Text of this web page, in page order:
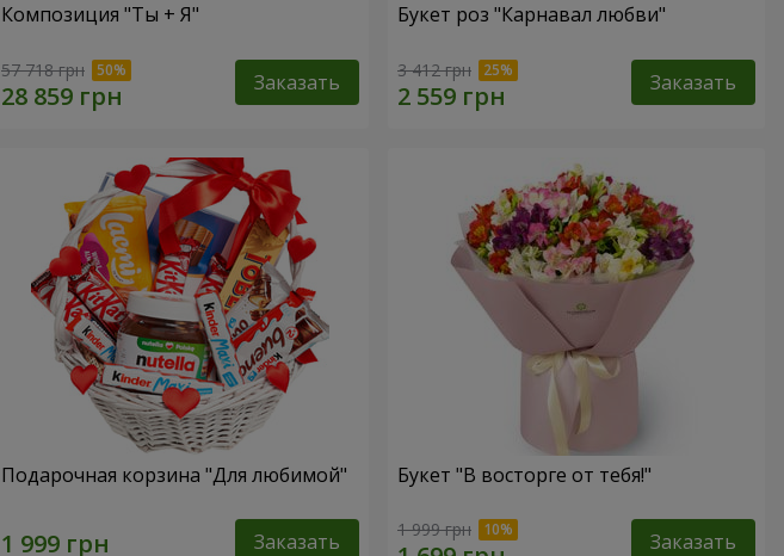
Композиция "Ты + Я"
57 718 грн Заказать
Букет роз "Карнавал любви"
3 412 грн Заказать
Подарочная корзина "Для любимой"
Заказать
Букет "В восторге от тебя!"
1 999 грн Заказать